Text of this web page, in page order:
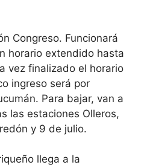
Congreso. Funcionará
horario extendido hasta
vez finalizado el horario
ingreso será por
Para bajar, van a
las estaciones Olleros,
y 9 de julio.